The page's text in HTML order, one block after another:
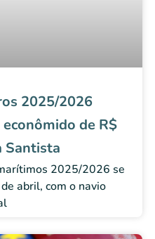
2025/2026
de R$
Santista
2025/2026 se
abril, com o navio